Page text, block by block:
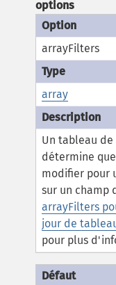
options
arrayFilters
array
Un tableau
détermine
modifier pour
sur un champ
arrayFilters
jour de
pour plus